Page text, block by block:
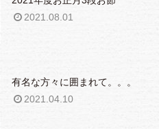
2021.08.01
有名な方々に囲まれて。。。
2021.04.10